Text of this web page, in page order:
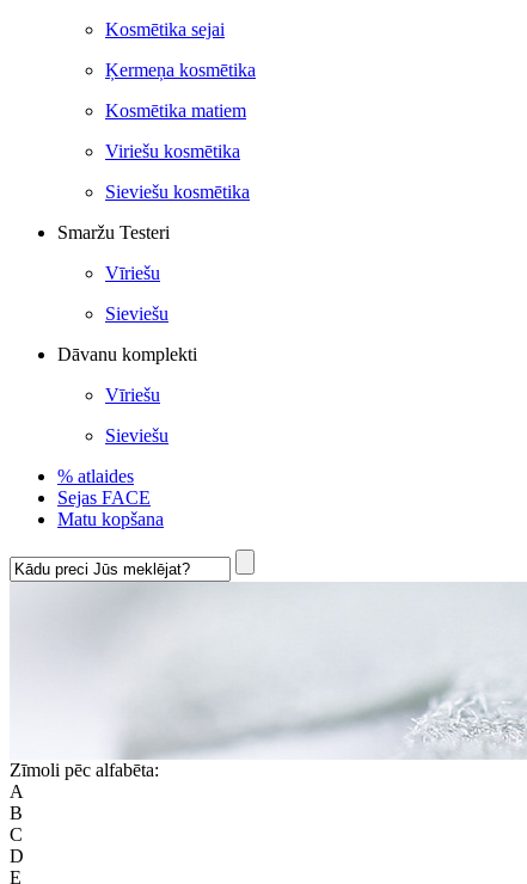
Kosmētika sejai
Ķermeņa kosmētika
Kosmētika matiem
Viriešu kosmētika
Sieviešu kosmētika
Smaržu Testeri
Vīriešu
Sieviešu
Dāvanu komplekti
Vīriešu
Sieviešu
% atlaides
Sejas FACE
Matu kopšana
Zīmoli pēc alfabēta:
A
B
C
D
E